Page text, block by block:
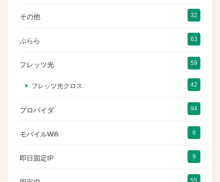
その他 32
ぷらら 63
フレッツ光 59
フレッツ光クロス 42
プロバイダ 94
モバイルWifi 6
即日固定IP 9